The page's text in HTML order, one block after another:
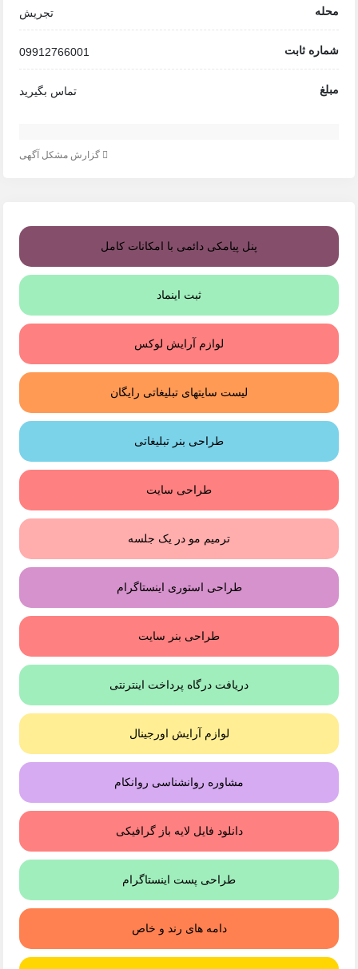
محله تجریش
شماره ثابت 09912766001
مبلغ تماس بگیرید
گزارش مشکل آگهی
پنل پیامکی دائمی با امکانات کامل
ثبت اینماد
لوازم آرایش لوکس
لیست سایتهای تبلیغاتی رایگان
طراحی بنر تبلیغاتی
طراحی سایت
ترمیم مو در یک جلسه
طراحی استوری اینستاگرام
طراحی بنر سایت
دریافت درگاه پرداخت اینترنتی
لوازم آرایش اورجینال
مشاوره روانشناسی روانکام
دانلود فایل لایه باز گرافیکی
طراحی پست اینستاگرام
دامه های رند و خاص